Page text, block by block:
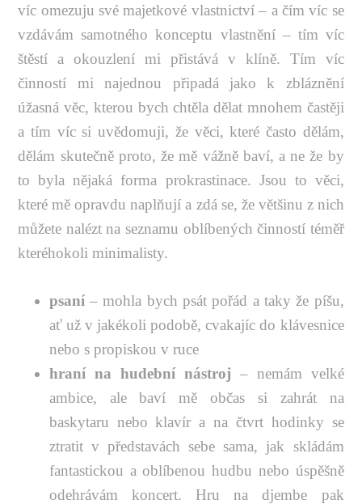
víc omezuju své majetkové vlastnictví – a čím víc se
vzdávám samotného konceptu vlastnění – tím víc
štěstí a okouzlení mi přistává v klíně. Tím víc
činností mi najednou připadá jako k zbláznění
úžasná věc, kterou bych chtěla dělat mnohem častěji
a tím víc si uvědomuji, že věci, které často dělám,
dělám skutečně proto, že mě vážně baví, a ne že by
to byla nějaká forma prokrastinace. Jsou to věci,
které mě opravdu naplňují a zdá se, že většinu z nich
můžete nalézt na seznamu oblíbených činností téměř
kteréhokoli minimalisty.
psaní– mohla bych psát pořád a taky že píšu,
ať už v jakékoli podobě, cvakajíc do klávesnice
nebo s propiskou v ruce
hraní na hudební nástroj – nemám velké
ambice, ale baví mě občas si zahrát na
baskytaru nebo klavír a na čtvrt hodinky se
ztratit v představách sebe sama, jak skládám
fantastickou a oblíbenou hudbu nebo úspěšně
odehrávám koncert. Hru na djembe pak